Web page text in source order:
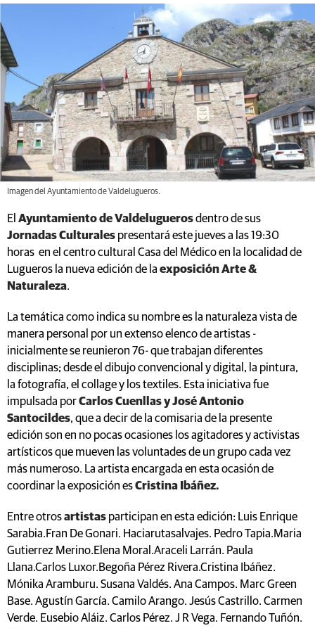
Imagen del Ayuntamiento de Valdelugueros.
El Ayuntamiento de Valdeluguerosdentro de sus
Jornadas Culturales presentará este jueves a las 19:30
horas en el centro cultural Casa del Médico en la localidad de
Lugueros la nueva edición de la exposición Arte &
Naturaleza.
La temática como indica su nombre es la naturaleza vista de
manera personal por un extenso elenco de artistas -
inicialmente se reunieron 76- que trabajan diferentes
disciplinas; desde el dibujo convencional y digital, la pintura,
la fotografía, el collage y los textiles. Esta iniciativa fue
impulsada porCarlos Cuenllas y José Antonio
Santocildes, que a decir de la comisaria de la presente
edición son en no pocas ocasiones los agitadores y activistas
artísticos que mueven las voluntades de un grupo cada vez
más numeroso. La artista encargada en esta ocasión de
coordinar la exposición esCristina Ibáñez.
Entre otrosartistas participan en esta edición: Luis Enrique
Sarabia.Fran De Gonari. Haciarutasalvajes. Pedro Tapia.Maria
Gutierrez Merino.Elena Moral.Araceli Larrán. Paula
Llana.Carlos Luxor.Begoña Pérez Rivera.Cristina Ibáñez.
Mónika Aramburu. Susana Valdés. Ana Campos. Marc Green
Base. Agustín García. Camilo Arango. Jesús Castrillo. Carmen
Verde. Eusebio Aláiz. Carlos Pérez. J R Vega. Fernando Tuñón.